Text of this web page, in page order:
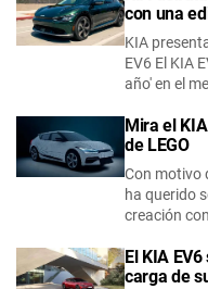
con una
KIA
EV6 El KIA
año' en el
Mira el
de LEGO
Con motivo
ha querido
creación
El KIA
carga de